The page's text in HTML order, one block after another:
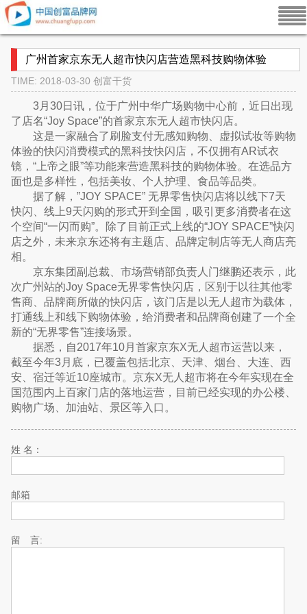
广州首家京东无人超市快闪店营造黑科技购物体验
TIME: 2018-03-30 创富干货
3月30日讯，位于广州中华广场购物中心前，近日出现
了店名“Joy Space”的首家京东无人超市快闪店。
这是一家融合了刷脸支付无感知购物、虚拟试妆等购物
体验的快闪消费模式的黑科技快闪店，不仅拥有AR试衣
镜，“上帝之眼”等功能来营造黑科技的购物体验。在选品方
面也是多样性，包括美妆、个人护理、食品等品类。
据了解，”JOY SPACE” 无界零售快闪店将以线下7天
快闪、线上9天闪购的形式开到全国，吸引更多消费者在这
个空间“一闪而购”。除了目前正式上线的“JOY SPACE”快闪
店之外，未来京东还将有主题店、品牌定制店等无人商店亮
相。
京东集团副总裁、市场营销部负责人门继鹏还表示，此
次广州站的Joy Space无界零售快闪店，区别于以往其他零
售商、品牌商所做的快闪店，该门店是以无人超市为载体，
打通线上和线下购物体验，给消费者和品牌商创建了一个全
新的“无界零售”连接场景。
据悉，自2017年10月首家京东X无人超市运营以来，
截至今年3月底，已覆盖包括北京、天津、烟台、大连、西
安、宿迁等近10座城市。京东X无人超市将在今年实现在全
国范围内上百家门店的落地运营，目前已经实现的办公楼、
购物广场、加油站、景区等入口。
姓 名：
邮箱
留 言: